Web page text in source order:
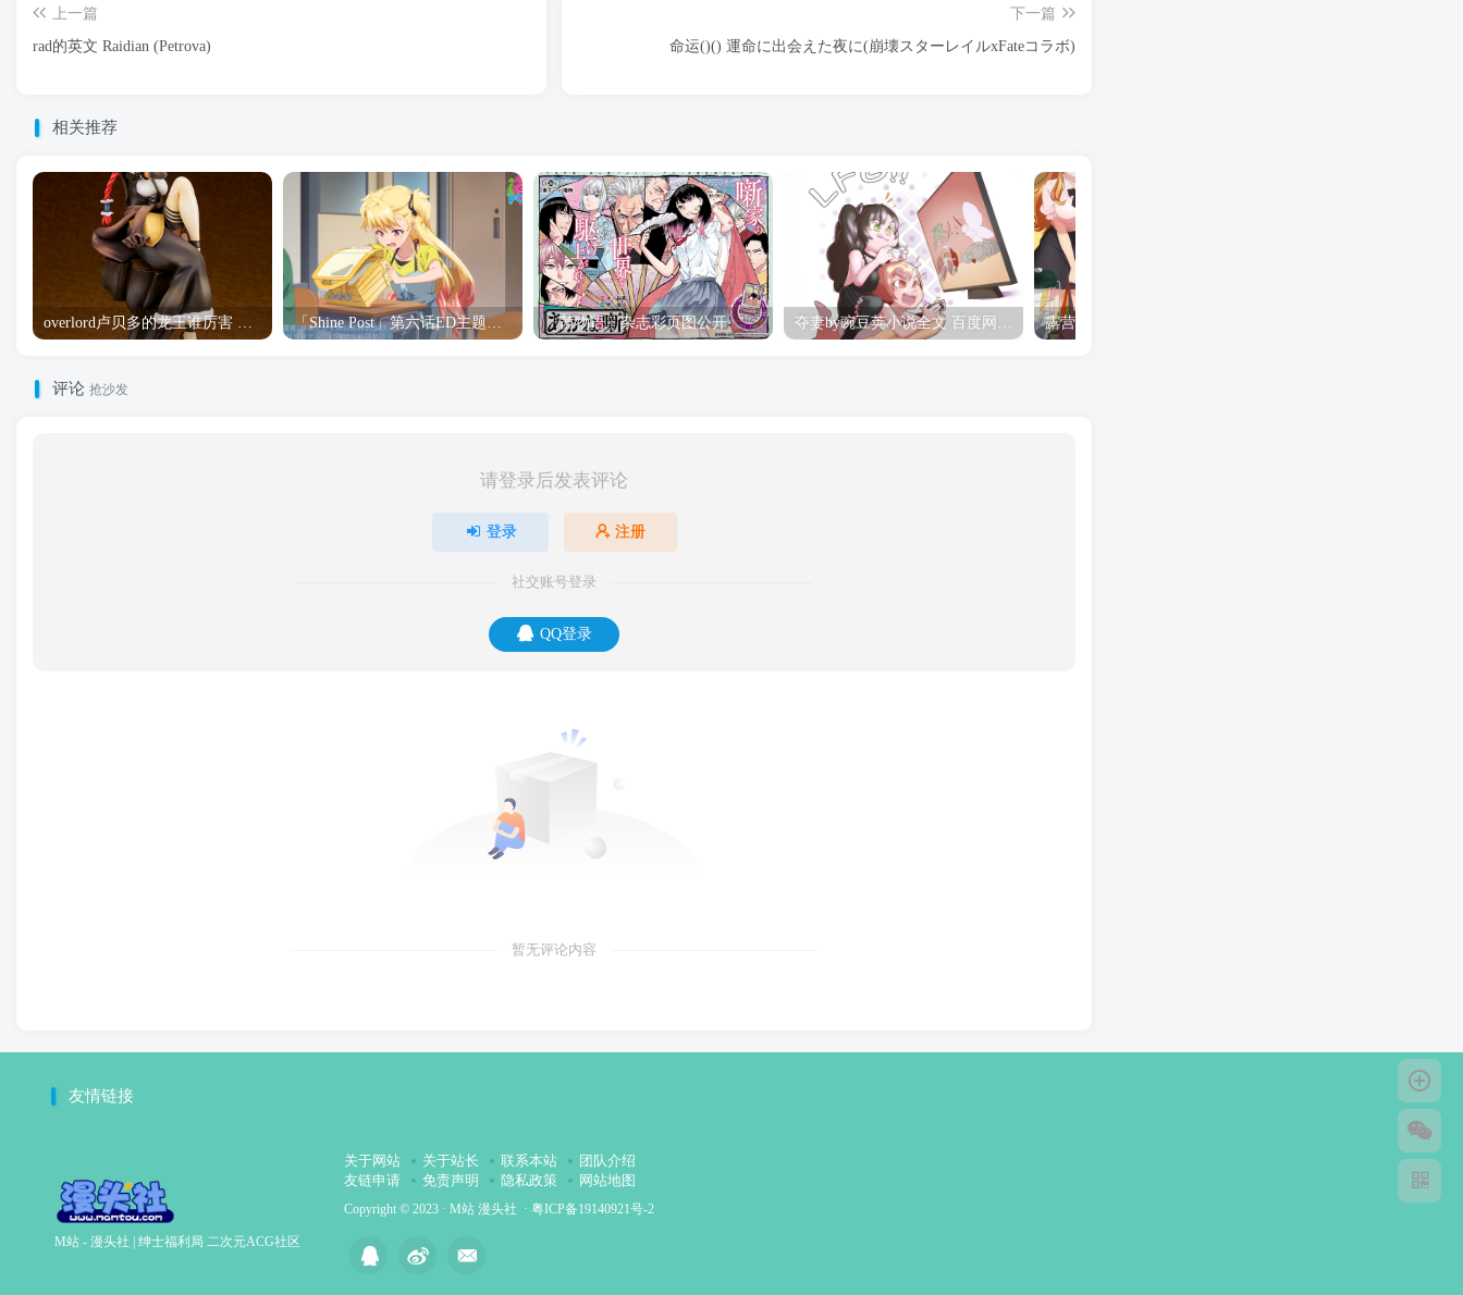
上一篇
rad的英文 Raidian (Petrova)
下一篇
命运()() 運命に出会えた夜に(崩壊スターレイルxFateコラボ)
相关推荐
overlord卢贝多的龙王谁厉害 「Overlord」露普斯蕾琪娜·贝塔手办开订 「Shine Post」第六话ED主题曲「Yellow Rose」无字幕MV公开 「茜物语」杂志彩页图公开 夺妻by豌豆荚小说全文 百度网盘 Duo!
评论 抢沙发
请登录后发表评论
登录 注册
社交账号登录
QQ登录
暂无评论内容
友情链接
M站 - 漫头社 | 绅士福利局 二次元ACG社区
关于网站 关于站长 联系本站
团队介绍
友链申请
免责声明 隐私政策 网站地图
Copyright © 2023 · M站 漫头社 · 粤ICP备19140921号-2